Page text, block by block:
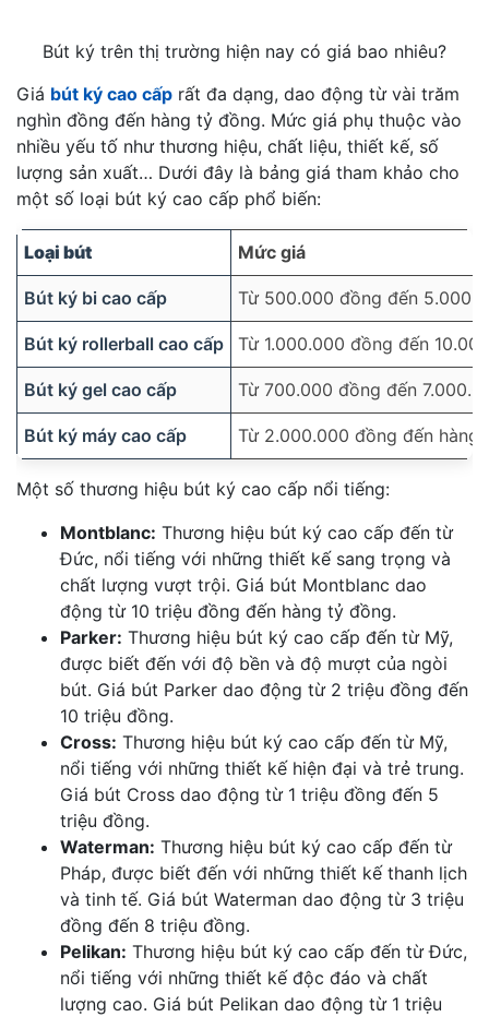
Bút ký trên thị trường hiện nay có giá bao nhiêu?
Giá bút ký cao cấp rất đa dạng, dao động từ vài trăm
nghìn đồng đến hàng tỷ đồng. Mức giá phụ thuộc vào
nhiều yếu tố như thương hiệu, chất liệu, thiết kế, số
lượng sản xuất… Dưới đây là bảng giá tham khảo cho
một số loại bút ký cao cấp phổ biến:
Loại bút Mức giá
Bút ký bi cao cấp Từ 500.000 đồng đến
Bút ký rollerball cao cấp Từ 1.000.000 đồng đến
Bút ký gel cao cấp Từ 700.000 đồng đến
Bút ký máy cao cấp Từ 2.000.000 đồng đến hàng
Một số thương hiệu bút ký cao cấp nổi tiếng:
Montblanc: Thương hiệu bút ký cao cấp đến từ
Đức, nổi tiếng với những thiết kế sang trọng và
chất lượng vượt trội. Giá bút Montblanc dao
động từ 10 triệu đồng đến hàng tỷ đồng.
Parker: Thương hiệu bút ký cao cấp đến từ Mỹ,
được biết đến với độ bền và độ mượt của ngòi
bút. Giá bút Parker dao động từ 2 triệu đồng đến
10 triệu đồng.
Cross: Thương hiệu bút ký cao cấp đến từ Mỹ,
nổi tiếng với những thiết kế hiện đại và trẻ trung.
Giá bút Cross dao động từ 1 triệu đồng đến 5
triệu đồng.
Waterman: Thương hiệu bút ký cao cấp đến từ
Pháp, được biết đến với những thiết kế thanh lịch
và tinh tế. Giá bút Waterman dao động từ 3 triệu
đồng đến 8 triệu đồng.
Pelikan: Thương hiệu bút ký cao cấp đến từ Đức,
nổi tiếng với những thiết kế độc đáo và chất
lượng cao. Giá bút Pelikan dao động từ 1 triệu